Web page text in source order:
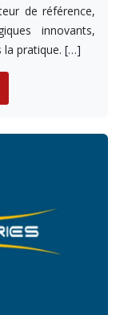
de référence,
innovants,
pratique. […]